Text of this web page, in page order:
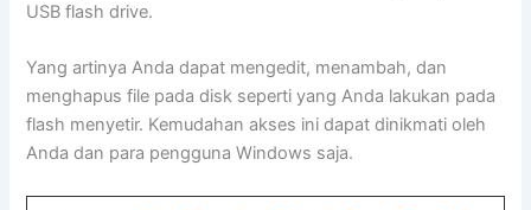
USB flash drive.
Yang artinya Anda dapat mengedit, menambah, dan
menghapus file pada disk seperti yang Anda lakukan pada
flash menyetir. Kemudahan akses ini dapat dinikmati oleh
Anda dan para pengguna Windows saja.